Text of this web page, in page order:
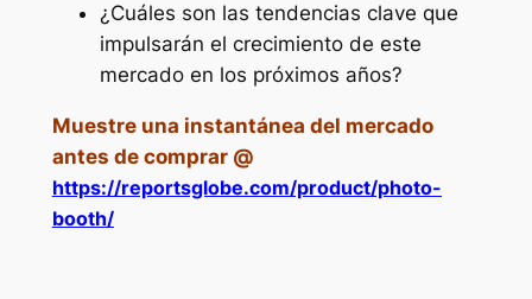
¿Cuáles son las tendencias clave que
impulsarán el crecimiento de este
mercado en los próximos años?
Muestre una instantánea del mercado
antes de comprar @
https://reportsglobe.com/product/photo-
booth/